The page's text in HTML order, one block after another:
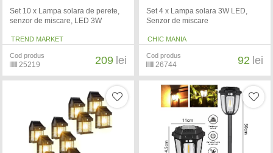
Set 10 x Lampa solara de perete,
senzor de miscare, LED 3W
TREND MARKET
Cod produs
25219 209 lei
Set 4 x Lampa solara 3W LED,
Senzor de miscare
CHIC MANIA
Cod produs
26744 92 lei